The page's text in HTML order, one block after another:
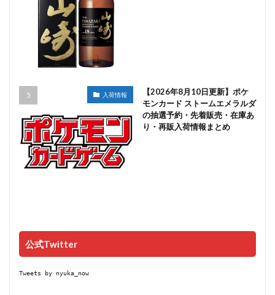
入荷情報
【2026年8月10日更新】ポケ
モンカード ストームエメラルダ
の抽選予約・先着販売・在庫あ
り・再販入荷情報まとめ
公式Twitter
Tweets by nyuka_now